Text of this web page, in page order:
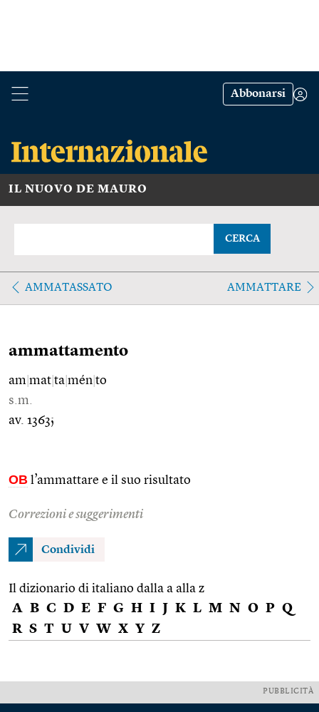
Abbonarsi
IL NUOVO DE MAURO
CERCA
AMMATASSATO AMMATTARE
ammattamento
am mat ta mén to
s.m.
av. 1363;
OB l’ammattare e il suo risultato
Correzioni e suggerimenti
Condividi
Il dizionario di italiano dalla a alla z
A B C D E F G H I J K L M N O P Q
R S T U V W X Y Z
PUBBLICITÀ